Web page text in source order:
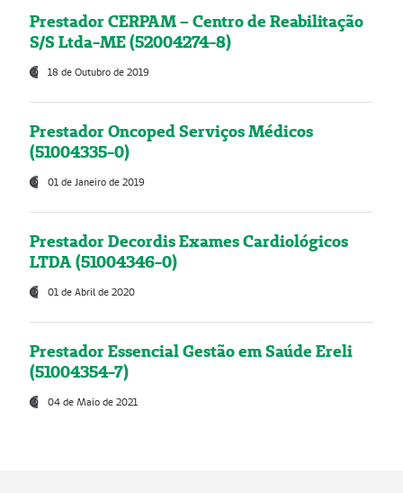
Prestador CERPAM – Centro de Reabilitação
S/S Ltda-ME (52004274-8)
18 de Outubro de 2019
Prestador Oncoped Serviços Médicos
(51004335-0)
01 de Janeiro de 2019
Prestador Decordis Exames Cardiológicos
LTDA (51004346-0)
01 de Abril de 2020
Prestador Essencial Gestão em Saúde Ereli
(51004354-7)
04 de Maio de 2021